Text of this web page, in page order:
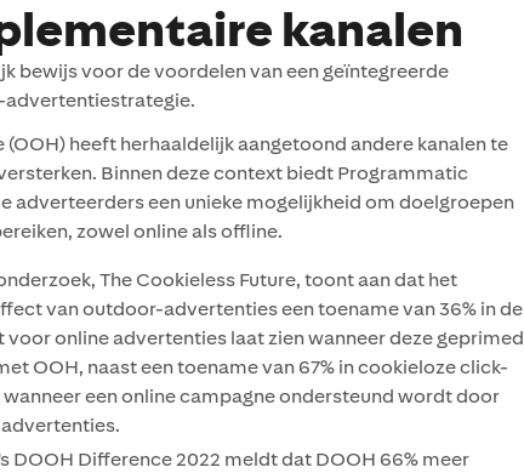
kanalen
bewijs voor de voordelen van een geïntegreerde
heeft herhaaldelijk aangetoond andere kanalen te
Binnen deze context biedt Programmatic
adverteerders een unieke mogelijkheid om doelgroepen
zowel online als offline.
The Cookieless Future, toont aan dat het
van outdoor-advertenties een toename van 36% in de
voor online advertenties laat zien wanneer deze geprimed
OOH, naast een toename van 67% in cookieloze click-
een online campagne ondersteund wordt door
DOOH Difference 2022 meldt dat DOOH 66% meer